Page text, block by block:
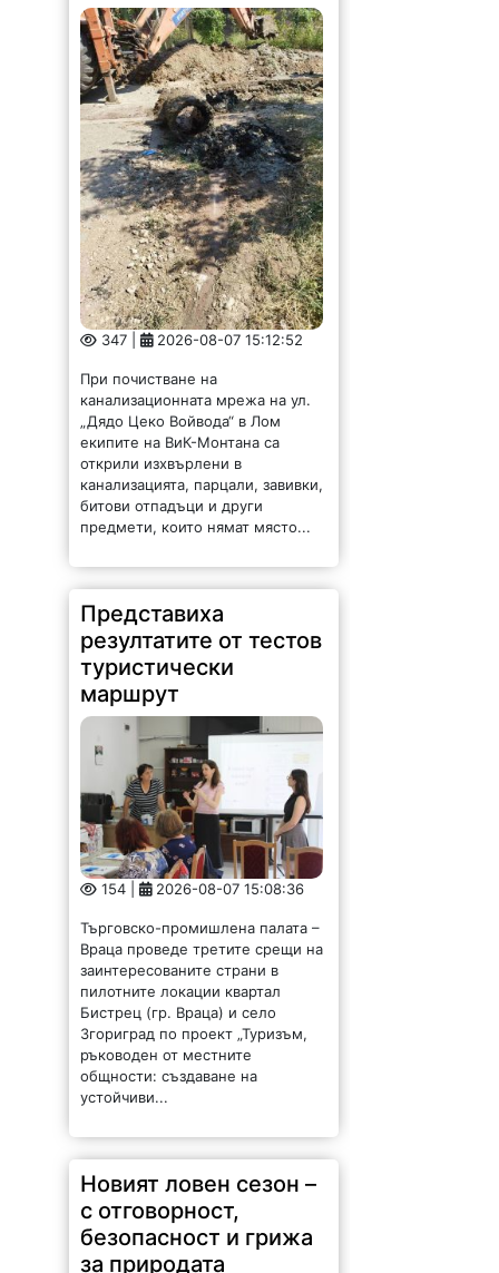
347 | 2026-08-07 15:12:52
При почистване на
канализационната мрежа на ул.
„Дядо Цеко Войвода“ в Лом
екипите на ВиК-Монтана са
открили изхвърлени в
канализацията, парцали, завивки,
битови отпадъци и други
предмети, които нямат място...
Представиха
резултатите от тестов
туристически
маршрут
154 | 2026-08-07 15:08:36
Търговско-промишлена палата –
Враца проведе третите срещи на
заинтересованите страни в
пилотните локации квартал
Бистрец (гр. Враца) и село
Згориград по проект „Туризъм,
ръководен от местните
общности: създаване на
устойчиви...
Новият ловен сезон –
с отговорност,
безопасност и грижа
за природата